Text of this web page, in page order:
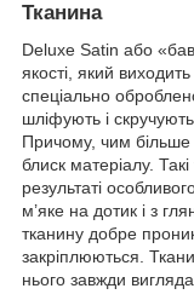
Тканина
Deluxe Satin або
якості, який
спеціально
шліфують і
Причому, чим більше
блиск матеріалу.
результаті
м’яке на дотик і з
тканину добре
закріплюються.
нього завжди